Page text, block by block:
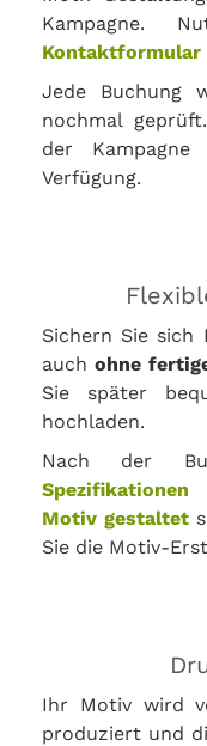
Kampagne.
Kontaktformular
Jede Buchung
nochmal
der
Verfügung.
Sichern Sie
auch ohne
Sie später
hochladen.
Nach der
Spezifikationen
Motiv gestaltet
Sie die Motiv-
Ihr Motiv wird
produziert und